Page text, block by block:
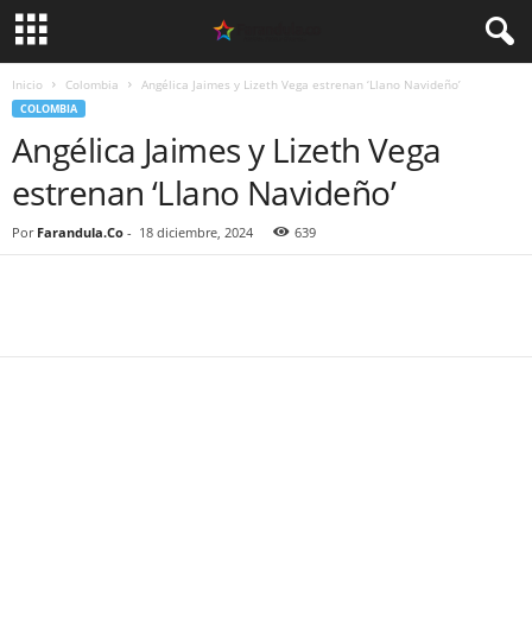
Inicio Colombia Angélica Jaimes y Lizeth Vega estrenan ‘Llano Navideño’
COLOMBIA
Angélica Jaimes y Lizeth Vega
estrenan ‘Llano Navideño’
Por Farandula.Co - 18 diciembre, 2024 639